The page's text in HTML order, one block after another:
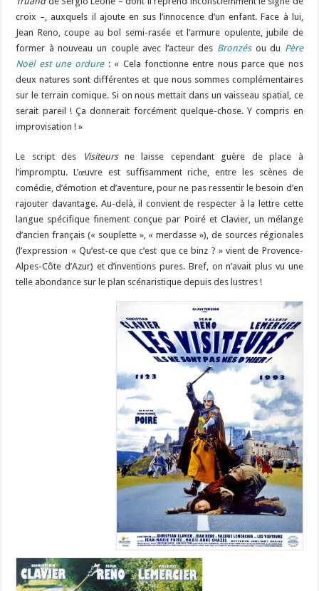
croix –, auxquels il ajoute en sus l’innocence d’un enfant. Face à lui,
Jean Reno, coupe au bol semi-rasée et l’armure opulente, jubile de
former à nouveau un couple avec l’acteur des Bronzésou du Père
Noël est une ordure: « Cela fonctionne entre nous parce que nos
deux natures sont différentes et que nous sommes complémentaires
sur le terrain comique. Si on nous mettait dans un vaisseau spatial, ce
serait pareil ! Ça donnerait forcément quelque-chose. Y compris en
improvisation ! »
Le script des Visiteursne laisse cependant guère de place à
l’impromptu. L’œuvre est suffisamment riche, entre les scènes de
comédie, d’émotion et d’aventure, pour ne pas ressentir le besoin d’en
rajouter davantage. Au-delà, il convient de respecter à la lettre cette
langue spécifique finement conçue par Poiré et Clavier, un mélange
d’ancien français (« souplette », « merdasse »), de sources régionales
(l’expression « Qu’est-ce que c’est que ce binz ? » vient de Provence-
Alpes-Côte d’Azur) et d’inventions pures. Bref, on n’avait plus vu une
telle abondance sur le plan scénaristique depuis des lustres !